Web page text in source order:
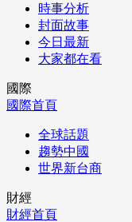
時事分析
封面故事
今日最新
大家都在看
國際
國際首頁
全球話題
趨勢中國
世界新台商
財經
財經首頁